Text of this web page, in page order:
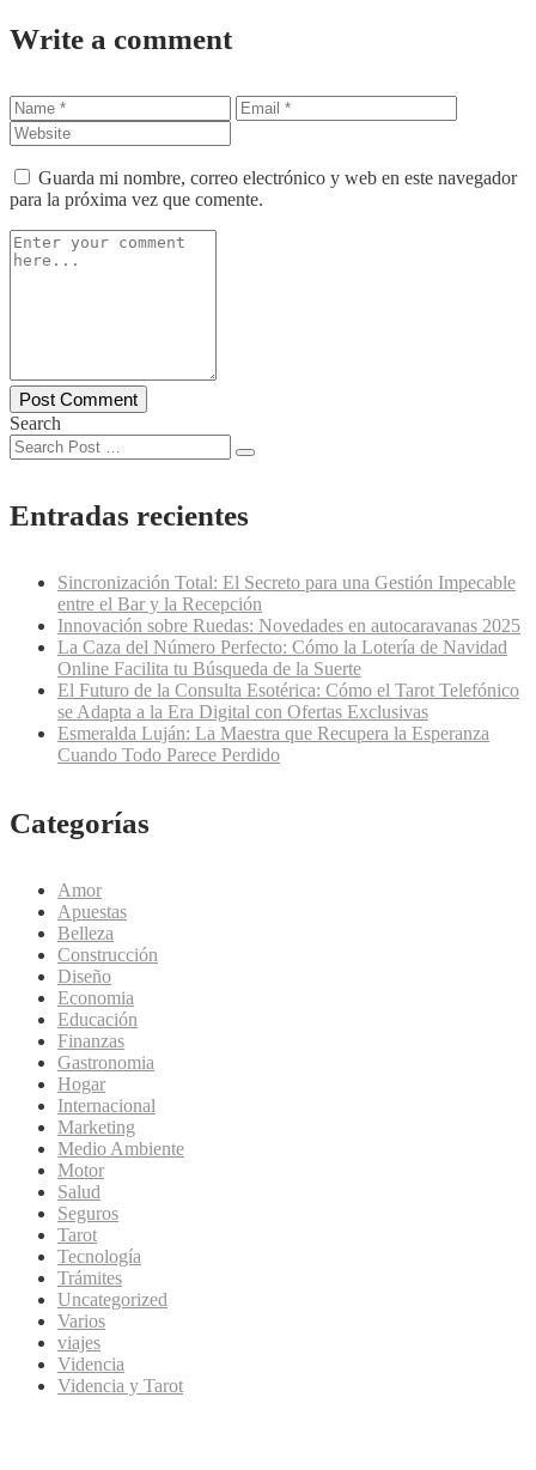
Write a comment
Guarda mi nombre, correo electrónico y web en este navegador
para la próxima vez que comente.
Search
Entradas recientes
Sincronización Total: El Secreto para una Gestión Impecable
entre el Bar y la Recepción
Innovación sobre Ruedas: Novedades en autocaravanas 2025
La Caza del Número Perfecto: Cómo la Lotería de Navidad
Online Facilita tu Búsqueda de la Suerte
El Futuro de la Consulta Esotérica: Cómo el Tarot Telefónico
se Adapta a la Era Digital con Ofertas Exclusivas
Esmeralda Luján: La Maestra que Recupera la Esperanza
Cuando Todo Parece Perdido
Categorías
Amor
Apuestas
Belleza
Construcción
Diseño
Economia
Educación
Finanzas
Gastronomia
Hogar
Internacional
Marketing
Medio Ambiente
Motor
Salud
Seguros
Tarot
Tecnología
Trámites
Uncategorized
Varios
viajes
Videncia
Videncia y Tarot